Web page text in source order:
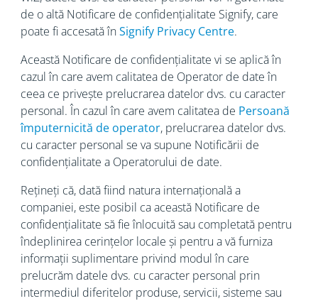
de o altă Notificare de confidențialitate Signify, care
poate fi accesată înSignify Privacy Centre.
Această Notificare de confidențialitate vi se aplică în
cazul în care avem calitatea de Operator de date în
ceea ce privește prelucrarea datelor dvs. cu caracter
personal. În cazul în care avem calitatea de Persoană
împuternicită de operator, prelucrarea datelor dvs.
cu caracter personal se va supune Notificării de
confidențialitate a Operatorului de date.
Rețineți că, dată fiind natura internațională a
companiei, este posibil ca această Notificare de
confidențialitate să fie înlocuită sau completată pentru
îndeplinirea cerințelor locale și pentru a vă furniza
informații suplimentare privind modul în care
prelucrăm datele dvs. cu caracter personal prin
intermediul diferitelor produse, servicii, sisteme sau